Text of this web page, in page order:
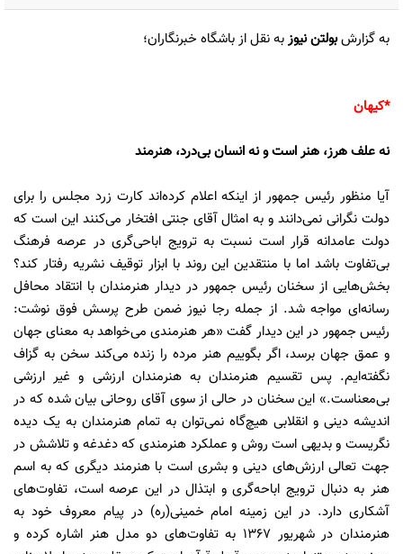
به گزارشبولتن نیوزبه نقل از باشگاه خبرنگاران؛
*کیهان
نه علف هرز، هنر است و نه انسان بی‌درد، هنرمند
آیا منظور رئیس جمهور از اینکه اعلام کرده‌اند کارت زرد مجلس را برای
دولت نگرانی نمی‌دانند و به امثال آقای جنتی افتخار می‌کنند این است که
دولت عامدانه قرار است نسبت به ترویج اباحی‌گری در عرصه فرهنگ
بی‌تفاوت باشد اما با منتقدین این روند با ابزار توقیف نشریه رفتار کند؟
بخش‌هایی از سخنان رئیس جمهور در دیدار هنرمندان با انتقاد محافل
رسانه‌ای مواجه شد. از جمله رجا نیوز ضمن طرح پرسش فوق نوشت:
رئیس جمهور در این دیدار گفت «هر هنرمندی می‌خواهد به معنای جهان
و عمق جهان برسد، اگر بگوییم هنر مرده را زنده می‌کند سخن به گزاف
نگفته‌ایم. پس تقسیم هنرمندان به هنرمندان ارزشی و غیر ارزشی
بی‌معناست.» این سخنان در حالی از سوی آقای روحانی بیان شده که در
اندیشه دینی و انقلابی هیچ‌گاه نمی‌توان به تمام هنرمندان به یک دیده
نگریست و بدیهی است روش و عملکرد هنرمندی که دغدغه و تلاشش در
جهت تعالی ارزش‌های دینی و بشری است با هنرمند دیگری که به اسم
هنر به دنبال ترویج اباحه‌گری و ابتذال در این عرصه است، تفاوت‌های
آشکاری دارد. در این زمینه امام خمینی(ره) در پیام معروف خود به
هنرمندان در شهریور 1367 به تفاوت‌های دو مدل هنر اشاره کرده و